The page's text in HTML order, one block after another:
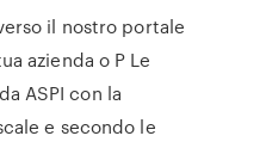
il nostro portale
azienda o P Le
ASPI con la
e secondo le